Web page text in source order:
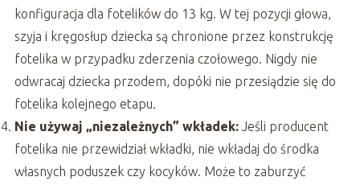
konfiguracja dla fotelików do 13 kg. W tej pozycji głowa,
szyja i kręgosłup dziecka są chronione przez konstrukcję
fotelika w przypadku zderzenia czołowego. Nigdy nie
odwracaj dziecka przodem, dopóki nie przesiądzie się do
fotelika kolejnego etapu.
Nie używaj „niezależnych” wkładek:Jeśli producent
fotelika nie przewidział wkładki, nie wkładaj do środka
własnych poduszek czy kocyków. Może to zaburzyć